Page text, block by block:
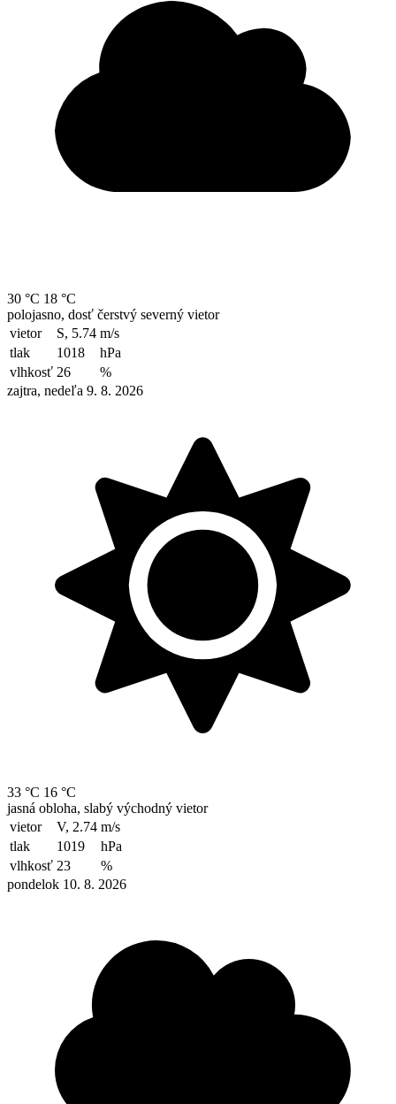
30 °C 18 °C
polojasno, dosť čerstvý severný vietor
vietor
S, 5.74 m/s
tlak
1018
hPa
vlhkosť 26
%
zajtra, nedeľa 9. 8. 2026
33 °C 16 °C
jasná obloha, slabý východný vietor
vietor
V, 2.74 m/s
tlak
1019
hPa
vlhkosť 23
%
pondelok 10. 8. 2026